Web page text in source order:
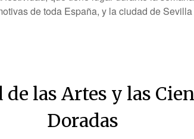
de toda España, y la ciudad de
de las Artes y las
Doradas